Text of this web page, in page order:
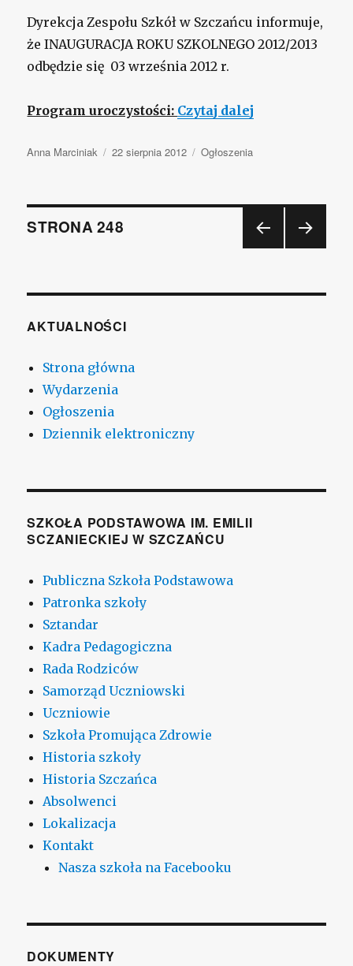
Dyrekcja Zespołu Szkół w Szczańcu informuje,
że INAUGURACJA ROKU SZKOLNEGO 2012/2013
odbędzie się 03 września 2012 r.
Program uroczystości: Czytaj dalej
Autor
Anna Marciniak Opublikowano
22 sierpnia 2012 Kategorie
Ogłoszenia
Nawigacja
wpisach
STR
STRONA248
STR
AKTUALNOŚCI
Strona główna
Wydarzenia
Ogłoszenia
Dziennik elektroniczny
SZKOŁA PODSTAWOWA IM. EMILII
SCZANIECKIEJ W SZCZAŃCU
Publiczna Szkoła Podstawowa
Patronka szkoły
Sztandar
Kadra Pedagogiczna
Rada Rodziców
Samorząd Uczniowski
Uczniowie
Szkoła Promująca Zdrowie
Historia szkoły
Historia Szczańca
Absolwenci
Lokalizacja
Kontakt
Nasza szkoła na Facebooku
DOKUMENTY